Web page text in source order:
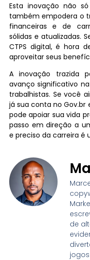
Esta inovação não
também empodera o
financeiras e de
sólidas e atualizadas.
CTPS digital, é hora
aproveitar seus
A inovação trazida
avanço significativo
trabalhistas. Se você
já sua conta no
pode apoiar sua vida
passo em direção a
e preciso da carreira é
de